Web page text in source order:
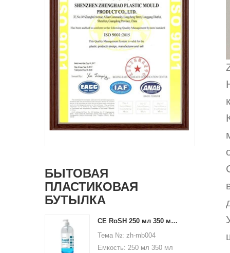
БЫТОВАЯ
ПЛАСТИКОВАЯ
БУТЫЛКА
CE RoSH 250 мл 350 мл 400 мл 500 мл 1000 мл Пластиковая бутылка с насосом Бутылка с дезинфицирующим средством для рук
Тема №: zh-mb004
Емкость: 250 мл 350 мл